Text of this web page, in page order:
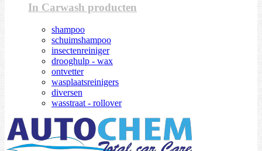
In Carwash producten
shampoo
schuimshampoo
insectenreiniger
drooghulp - wax
ontvetter
wasplaatsreinigers
diversen
wasstraat - rollover